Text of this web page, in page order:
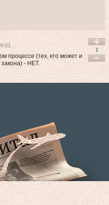
процессе (тех, кто может и
- НЕТ.
1